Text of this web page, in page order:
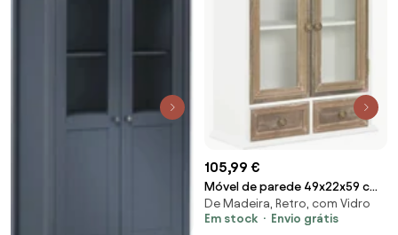
105,99 €
Móvel de parede 49x22x59 cm
madeira maciça branco
De Madeira, Retro, com Vidro
Em stock
Envio grátis